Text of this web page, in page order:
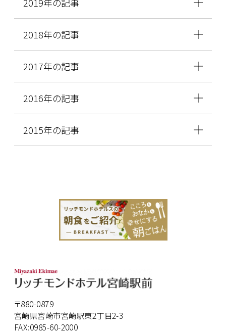
2019年の記事
2018年の記事
2017年の記事
2016年の記事
2015年の記事
〒880-0879
宮崎県宮崎市宮崎駅東2丁目2-3
FAX:0985-60-2000